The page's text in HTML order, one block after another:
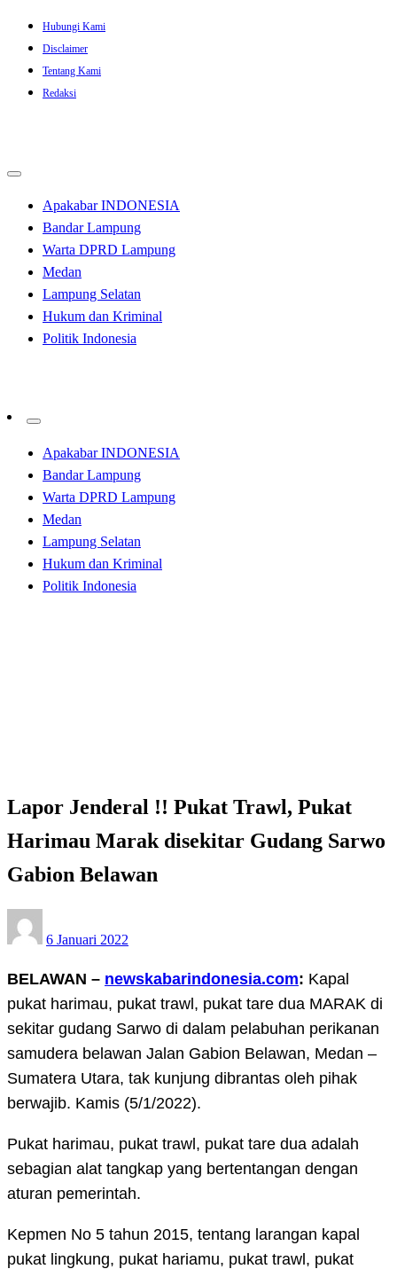
Skip
content
Hubungi Kami
Disclaimer
Tentang Kami
Redaksi
Apakabar INDONESIA
Bandar Lampung
Warta DPRD Lampung
Medan
Lampung Selatan
Hukum dan Kriminal
Politik Indonesia
Apakabar INDONESIA
Bandar Lampung
Warta DPRD Lampung
Medan
Lampung Selatan
Hukum dan Kriminal
Politik Indonesia
Lapor Jenderal !! Pukat Trawl, Pukat
Harimau Marak disekitar Gudang Sarwo
Gabion Belawan
on
6 Januari 2022
BELAWAN – newskabarindonesia.com: Kapal
pukat harimau, pukat trawl, pukat tare dua MARAK di
sekitar gudang Sarwo di dalam pelabuhan perikanan
samudera belawan Jalan Gabion Belawan, Medan –
Sumatera Utara, tak kunjung dibrantas oleh pihak
berwajib. Kamis (5/1/2022).
Pukat harimau, pukat trawl, pukat tare dua adalah
sebagian alat tangkap yang bertentangan dengan
aturan pemerintah.
Kepmen No 5 tahun 2015, tentang larangan kapal
pukat lingkung, pukat hariamu, pukat trawl, pukat